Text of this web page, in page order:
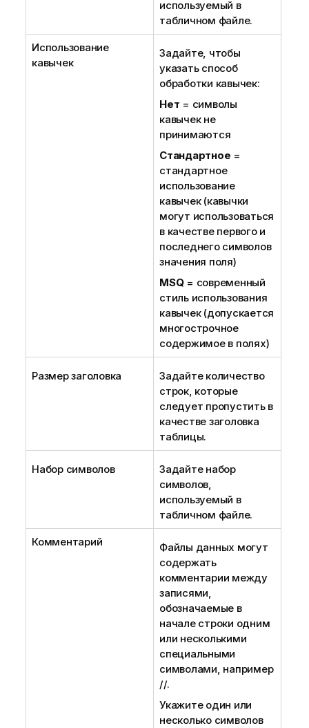
используемый в
табличном файле.
Использование
кавычек
Задайте, чтобы
указать способ
обработки кавычек:
Нет = символы
кавычек не
принимаются
Стандартное =
стандартное
использование
кавычек (кавычки
могут использоваться
в качестве первого и
последнего символов
значения поля)
MSQ= современный
стиль использования
кавычек (допускается
многострочное
содержимое в полях)
Размер заголовка
Задайте количество
строк, которые
следует пропустить в
качестве заголовка
таблицы.
Набор символов
Задайте набор
символов,
используемый в
табличном файле.
Комментарий
Файлы данных могут
содержать
комментарии между
записями,
обозначаемые в
начале строки одним
или несколькими
специальными
символами, например
//.
Укажите один или
несколько символов